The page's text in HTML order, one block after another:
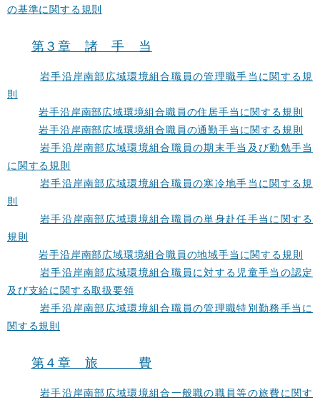
の基準に関する規則
第３章 諸 手 当
岩手沿岸南部広域環境組合職員の管理職手当に関する規
則
岩手沿岸南部広域環境組合職員の住居手当に関する規則
岩手沿岸南部広域環境組合職員の通勤手当に関する規則
岩手沿岸南部広域環境組合職員の期末手当及び勤勉手当
に関する規則
岩手沿岸南部広域環境組合職員の寒冷地手当に関する規
則
岩手沿岸南部広域環境組合職員の単身赴任手当に関する
規則
岩手沿岸南部広域環境組合職員の地域手当に関する規則
岩手沿岸南部広域環境組合職員に対する児童手当の認定
及び支給に関する取扱要領
岩手沿岸南部広域環境組合職員の管理職特別勤務手当に
関する規則
第４章 旅 費
岩手沿岸南部広域環境組合一般職の職員等の旅費に関す